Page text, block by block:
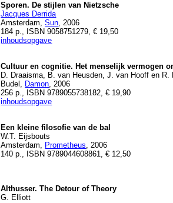
Sporen. De stijlen van Nietzsche
Jacques Derrida
Amsterdam,Sun, 2006
184 p., ISBN 9058751279, € 19,50
inhoudsopgave
Cultuur en cognitie. Het menselijk vermogen
D. Draaisma, B. van Heusden, J. van Hooff en R.
Budel , Damon, 2006
256 p., ISBN 9789055738182, € 19,90
inhoudsopgave
Een kleine filosofie van de bal
W.T. Eijsbouts
Amsterdam, Prometheus, 2006
140 p., ISBN 9789044608861, € 12,50
Althusser. The Detour of Theory
G. Elliott